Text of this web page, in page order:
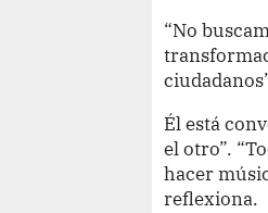
“No
Él está
el otro”.
hacer
reflexiona.